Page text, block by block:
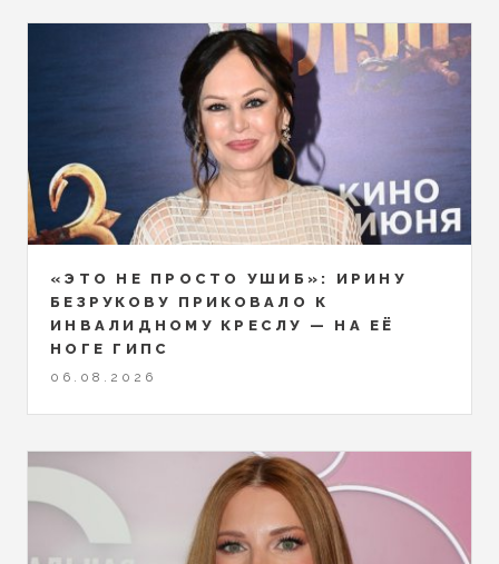
«ЭТО НЕ ПРОСТО УШИБ»: ИРИНУ
БЕЗРУКОВУ ПРИКОВАЛО К
ИНВАЛИДНОМУ КРЕСЛУ — НА ЕЁ
НОГЕ ГИПС
06.08.2026